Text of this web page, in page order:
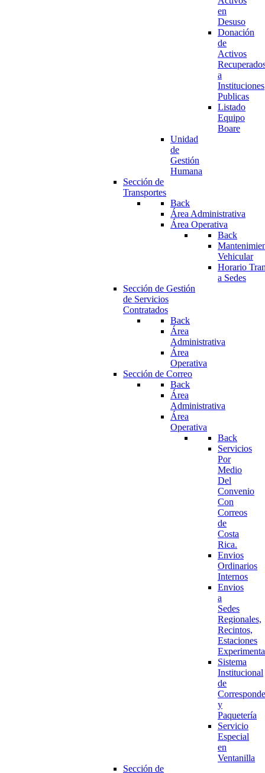
en
Desuso
Donación
de
Activos
a
Instituciones
Publicas
Listado
Equipo
Boare
Unidad
de
Gestión
Humana
Sección de
Transportes
Back
Área Administrativa
Área Operativa
Back
Vehicular
Horario
a Sedes
Sección de Gestión
de Servicios
Contratados
Back
Área
Administrativa
Área
Operativa
Sección de Correo
Back
Área
Administrativa
Área
Operativa
Back
Servicios
Por
Medio
Del
Convenio
Con
Correos
de
Costa
Rica.
Envios
Ordinarios
Internos
Envios
a
Sedes
Regionales,
Recintos,
Estaciones
Sistema
Institucional
de
y
Paquetería
Servicio
Especial
en
Ventanilla
Sección de